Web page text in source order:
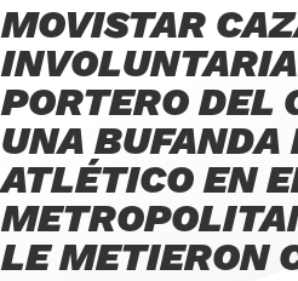
MOVISTAR
PORTERO DEL
UNA BUFANDA
ATLÉTICO EN
LE METIERON